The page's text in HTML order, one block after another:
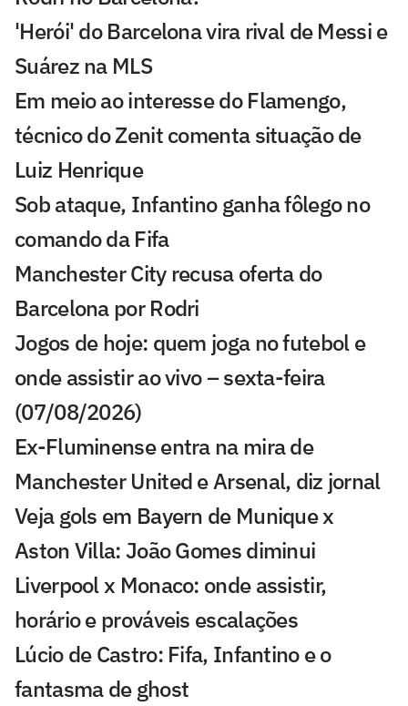
'Herói' do Barcelona vira rival de Messi e
Suárez na MLS
Em meio ao interesse do Flamengo,
técnico do Zenit comenta situação de
Luiz Henrique
Sob ataque, Infantino ganha fôlego no
comando da Fifa
Manchester City recusa oferta do
Barcelona por Rodri
Jogos de hoje: quem joga no futebol e
onde assistir ao vivo – sexta-feira
(07/08/2026)
Ex-Fluminense entra na mira de
Manchester United e Arsenal, diz jornal
Veja gols em Bayern de Munique x
Aston Villa: João Gomes diminui
Liverpool x Monaco: onde assistir,
horário e prováveis escalações
Lúcio de Castro: Fifa, Infantino e o
fantasma de ghost